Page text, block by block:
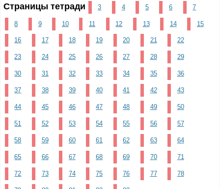
Страницы тетради 3 4 5 6 7
8 9 10 11 12 13 14 15
16 17 18 19 20 21 22
23 24 25 26 27 28 29
30 31 32 33 34 35 36
37 38 39 40 41 42 43
44 45 46 47 48 49 50
51 52 53 54 55 56 57
58 59 60 61 62 63 64
65 66 67 68 69 70 71
72 73 74 75 76 77 78